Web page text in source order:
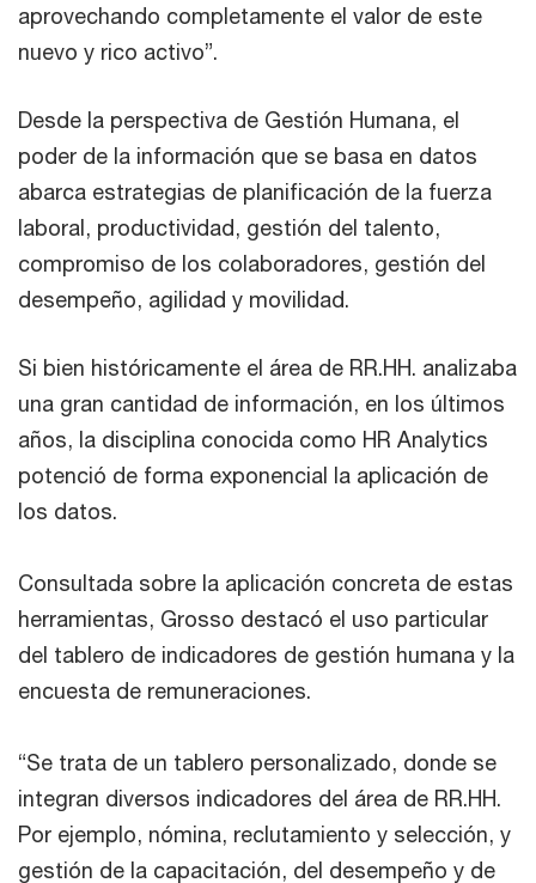
aprovechando completamente el valor de este
nuevo y rico activo”.
Desde la perspectiva de Gestión Humana, el
poder de la información que se basa en datos
abarca estrategias de planificación de la fuerza
laboral, productividad, gestión del talento,
compromiso de los colaboradores, gestión del
desempeño, agilidad y movilidad.
Si bien históricamente el área de RR.HH. analizaba
una gran cantidad de información, en los últimos
años, la disciplina conocida como HR Analytics
potenció de forma exponencial la aplicación de
los datos.
Consultada sobre la aplicación concreta de estas
herramientas, Grosso destacó el uso particular
del tablero de indicadores de gestión humana y la
encuesta de remuneraciones.
“Se trata de un tablero personalizado, donde se
integran diversos indicadores del área de RR.HH.
Por ejemplo, nómina, reclutamiento y selección, y
gestión de la capacitación, del desempeño y de